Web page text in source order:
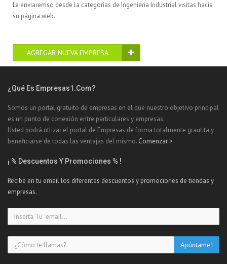
Le enviaremso desde la categorías de Ingenieria Industrial visitas hacia
su página web.
AGREGAR NUEVA EMPRESA
¿Qué Es Empresas1.com?
Somos un portal gratuito de empresas en el que nuestro objetivo principal
es un punto de conexión entre particulares y empresas.
Usted podrá utlizar el portal de Empresas de forma totalmente grautita y
beneficiarse de todas las ventajas del mismo. Comenzar >
¡ % Descuentos Y Promociones % !
Recibe en tu email los diferentes descuentos y promociones de tiendas y
empresas.